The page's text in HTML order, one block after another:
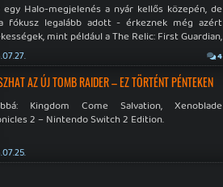
egy Halo-megjelenés a nyár kellős közepén, de
fókusz legalább adott - érkeznek még azért
mint például a The Relic: First Guardian,
Chronicles 2 és a Dispatch új átiratai vagy
a Mistfall Hunter
4
AZ ÚJ TOMB RAIDER – EZ TÖRTÉNT PÉNTEKEN
Kingdom Come Salvation, Xenoblade
2 – Nintendo Switch 2 Edition.